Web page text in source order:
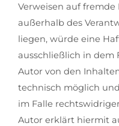
Verweisen auf fremde
außerhalb des
liegen, würde eine
ausschließlich in dem
Autor von den
technisch möglich
im Falle
Autor erklärt hiermit